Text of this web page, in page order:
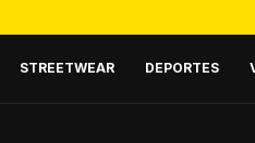
STREETWEAR DEPORTES